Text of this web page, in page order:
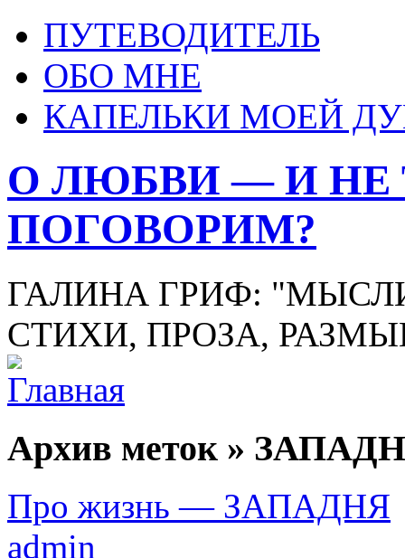
ПУТЕВОДИТЕЛЬ
ОБО МНЕ
КАПЕЛЬКИ МОЕЙ
О ЛЮБВИ — И НЕ
ПОГОВОРИМ?
ГАЛИНА ГРИФ:
СТИХИ, ПРОЗА,
Архив меток »
Про жизнь — ЗАПАДНЯ
admin